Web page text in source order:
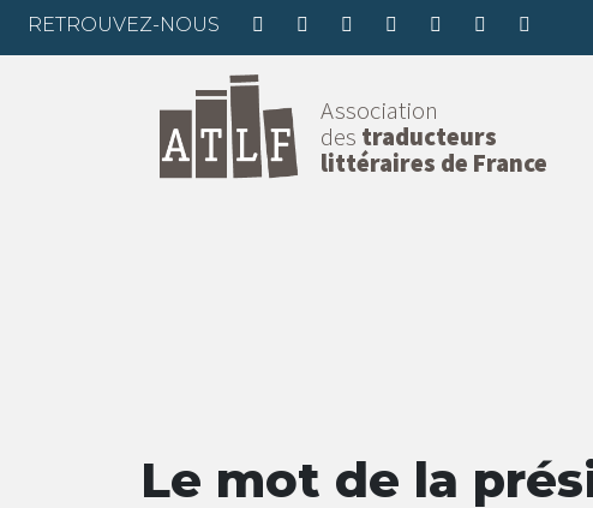
RETROUVEZ-NOUS
Association
des traducteurs
littéraires de France
Le mot de la